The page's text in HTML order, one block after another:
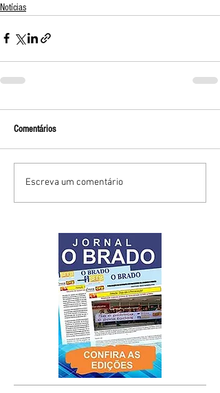
Notícias
Comentários
Escreva um comentário